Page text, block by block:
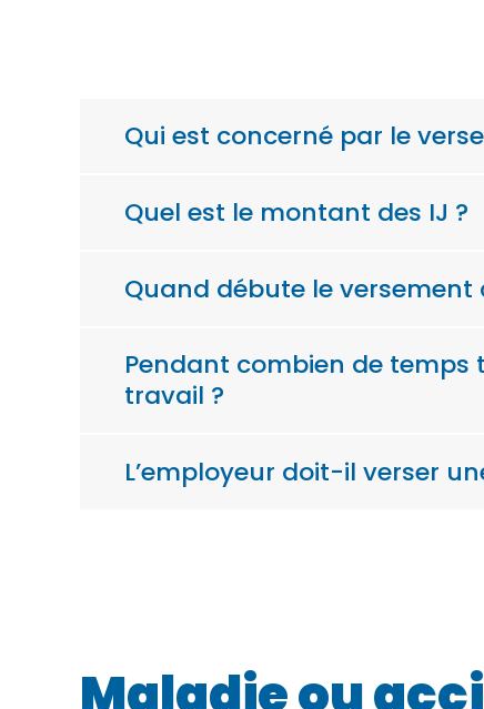
Qui est concerné par le
Quel est le montant des IJ ?
Quand débute le versement
Pendant combien de
travail ?
L’employeur doit-il verser